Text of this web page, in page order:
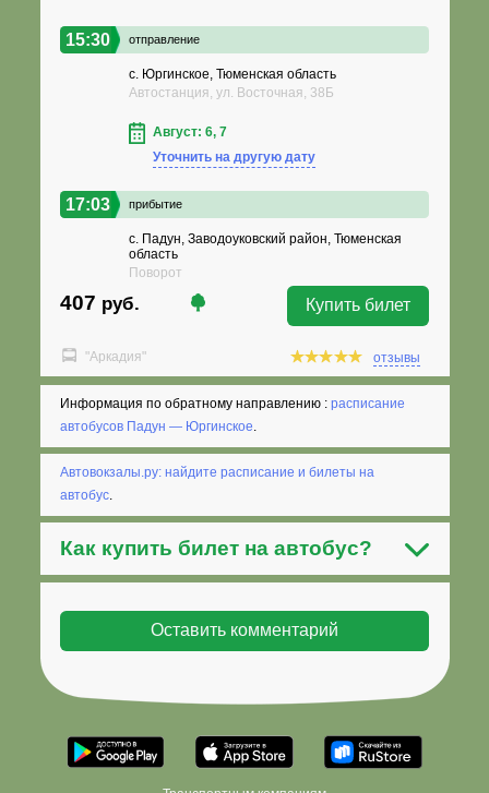
15:30 отправление
с. Юргинское, Тюменская область
Автостанция, ул. Восточная, 38Б
Август: 6, 7
Уточнить на другую дату
17:03 прибытие
с. Падун, Заводоуковский район, Тюменская
область
Поворот
407 руб. Купить билет
"Аркадия" отзывы
Информация по обратному направлению :расписание
автобусов Падун — Юргинское.
Автовокзалы.ру: найдите расписание и билеты на
автобус.
Как купить билет на автобус?